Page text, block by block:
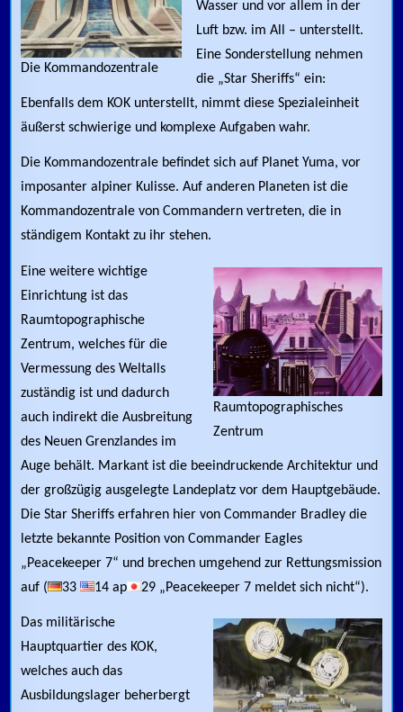
Die Kommandozentrale
Wasser und vor allem in der
Luft bzw. im All – unterstellt.
Eine Sonderstellung nehmen
die „Star Sheriffs“ ein:
Ebenfalls dem KOK unterstellt, nimmt diese Spezialeinheit
äußerst schwierige und komplexe Aufgaben wahr.
Die Kommandozentrale befindet sich auf Planet Yuma, vor
imposanter alpiner Kulisse. Auf anderen Planeten ist die
Kommandozentrale von Commandern vertreten, die in
ständigem Kontakt zu ihr stehen.
Raumtopographisches
Zentrum
Eine weitere wichtige
Einrichtung ist das
Raumtopographische
Zentrum, welches für die
Vermessung des Weltalls
zuständig ist und dadurch
auch indirekt die Ausbreitung
des Neuen Grenzlandes im
Auge behält. Markant ist die beeindruckende Architektur und
der großzügig ausgelegte Landeplatz vor dem Hauptgebäude.
Die Star Sheriffs erfahren hier von Commander Bradley die
letzte bekannte Position von Commander Eagles
„Peacekeeper 7“ und brechen umgehend zur Rettungsmission
auf (
33 14 ap 29 „Peacekeeper 7 meldet sich nicht“).
Das militärische
Hauptquartier des KOK,
welches auch das
Ausbildungslager beherbergt